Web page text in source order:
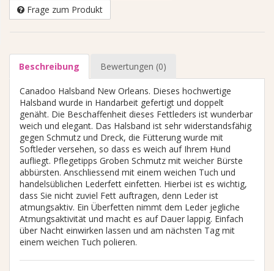
Frage zum Produkt
Beschreibung Bewertungen (0)
Canadoo Halsband New Orleans. Dieses hochwertige
Halsband wurde in Handarbeit gefertigt und doppelt
genäht. Die Beschaffenheit dieses Fettleders ist wunderbar
weich und elegant. Das Halsband ist sehr widerstandsfähig
gegen Schmutz und Dreck, die Fütterung wurde mit
Softleder versehen, so dass es weich auf Ihrem Hund
aufliegt. Pflegetipps Groben Schmutz mit weicher Bürste
abbürsten. Anschliessend mit einem weichen Tuch und
handelsüblichen Lederfett einfetten. Hierbei ist es wichtig,
dass Sie nicht zuviel Fett auftragen, denn Leder ist
atmungsaktiv. Ein Überfetten nimmt dem Leder jegliche
Atmungsaktivität und macht es auf Dauer lappig. Einfach
über Nacht einwirken lassen und am nächsten Tag mit
einem weichen Tuch polieren.